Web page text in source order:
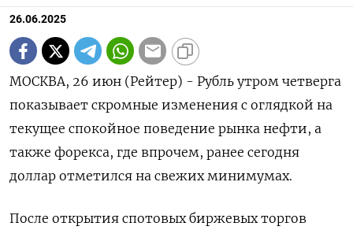
26.06.2025
МОСКВА, 26 июн (Рейтер) - Рубль утром четверга
показывает скромные изменения с оглядкой на
текущее спокойное поведение рынка нефти, а
также форекса, где впрочем, ранее сегодня
доллар отметился на свежих минимумах.
После открытия спотовых биржевых торгов